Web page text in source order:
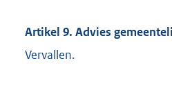
Artikel 9. Advies
Vervallen.